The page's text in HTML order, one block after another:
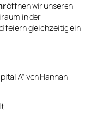
öffnen wir unseren
in der
feiern gleichzeitig ein
A“ von Hannah